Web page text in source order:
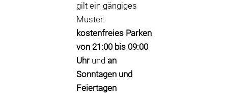
gilt ein gängiges
Muster:
kostenfreies Parken
von 21:00 bis 09:00
Uhrund an
Sonntagen und
Feiertagen